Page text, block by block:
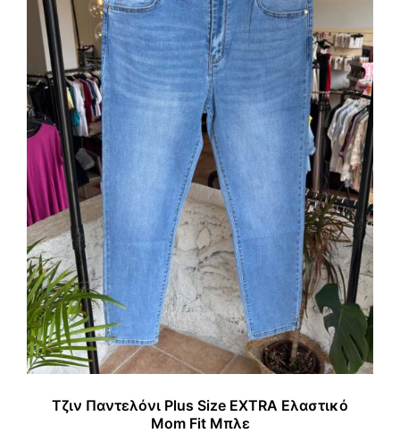
Τζιν Παντελόνι Plus Size EXTRA Ελαστικό
Mom Fit Μπλε